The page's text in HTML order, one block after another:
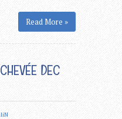
Read More »
DEC